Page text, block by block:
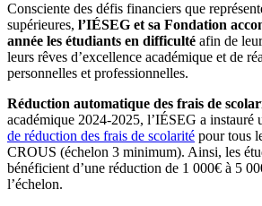
Consciente des défis financiers que
supérieures, l’IÉSEG et sa Fondation
année les étudiants en difficulté afin de
leurs rêves d’excellence académique et de
personnelles et professionnelles.
Réduction automatique des frais de
académique 2024-2025, l’IÉSEG a instauré
de réduction des frais de scolarité pour tous
CROUS (échelon 3 minimum). Ainsi, les
bénéficient d’une réduction de 1 000€ à 5
l’échelon.